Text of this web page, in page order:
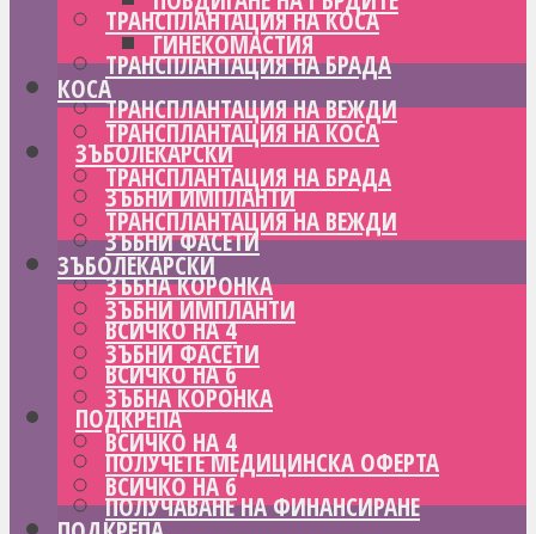
ТРАНСПЛАНТАЦИЯ НА КОСА
ТРАНСПЛАНТАЦИЯ НА БРАДА
ТРАНСПЛАНТАЦИЯ НА ВЕЖДИ
ЗЪБОЛЕКАРСКИ
ЗЪБНИ ИМПЛАНТИ
ЗЪБНИ ФАСЕТИ
ЗЪБНА КОРОНКА
ВСИЧКО НА 4
ВСИЧКО НА 6
ПОДКРЕПА
ПОЛУЧЕТЕ МЕДИЦИНСКА ОФЕРТА
ПОЛУЧАВАНЕ НА ФИНАНСИРАНЕ
ГИНЕКОМАСТИЯ
КОСА
ТРАНСПЛАНТАЦИЯ НА КОСА
ТРАНСПЛАНТАЦИЯ НА БРАДА
ТРАНСПЛАНТАЦИЯ НА ВЕЖДИ
ЗЪБОЛЕКАРСКИ
ЗЪБНИ ИМПЛАНТИ
ЗЪБНИ ФАСЕТИ
ЗЪБНА КОРОНКА
ВСИЧКО НА 4
ВСИЧКО НА 6